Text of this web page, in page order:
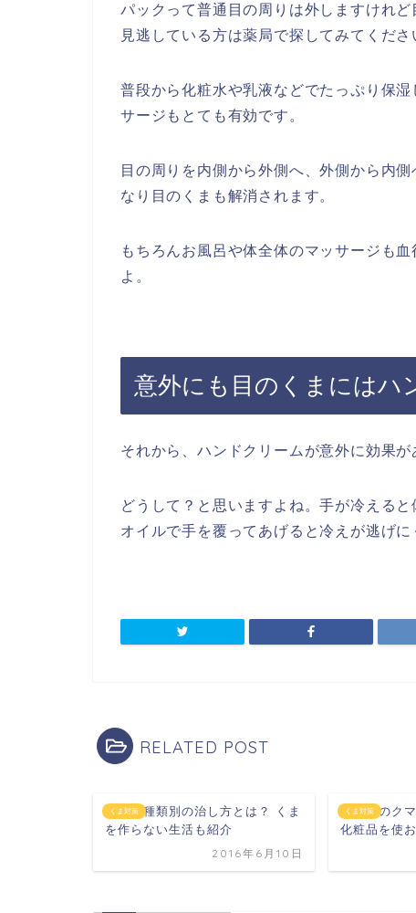
パックって普通目の周りは外しますけれ
見逃している方は薬局で探してみてくださ
普段から化粧水や乳液などでたっぷり保
サージもとても有効です。
目の周りを内側から外側へ、外側から内
なり目のくまも解消されます。
もちろんお風呂や体全体のマッサージも
よ。
意外にも目のくまにはハ
それから、ハンドクリームが意外に効果が
どうして？と思いますよね。手が冷える
オイルで手を覆ってあげると冷えが逃げに
RELATED POST
くま対策
くまの種類別の治し方とは？ くま
を作らない生活も紹介
2016年6月10日
くま対策
目の下のク
化粧品を使お